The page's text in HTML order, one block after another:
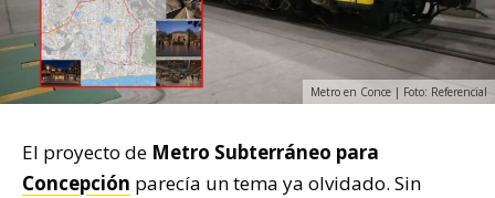
Metro en Conce | Foto: Referencial
El proyecto de Metro Subterráneo para
Concepción parecía un tema ya olvidado. Sin